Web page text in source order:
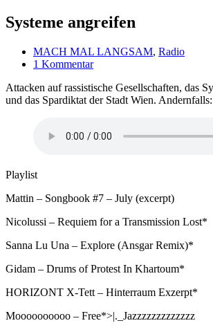
Systeme angreifen
MACH MAL LANGSAM, Radio
1 Kommentar
Attacken auf rassistische Gesellschaften, das
und das Spardiktat der Stadt Wien.
Playlist
Mattin – Songbook #7 – July (excerpt)
Nicolussi – Requiem for a Transmission Lost*
Sanna Lu Una – Explore (Ansgar Remix)*
Gidam – Drums of Protest In Khartoum*
HORIZONT X-Tett – Hinterraum Exzerpt*
Moooooooooo – Free*>|._Jazzzzzzzzzzzzz